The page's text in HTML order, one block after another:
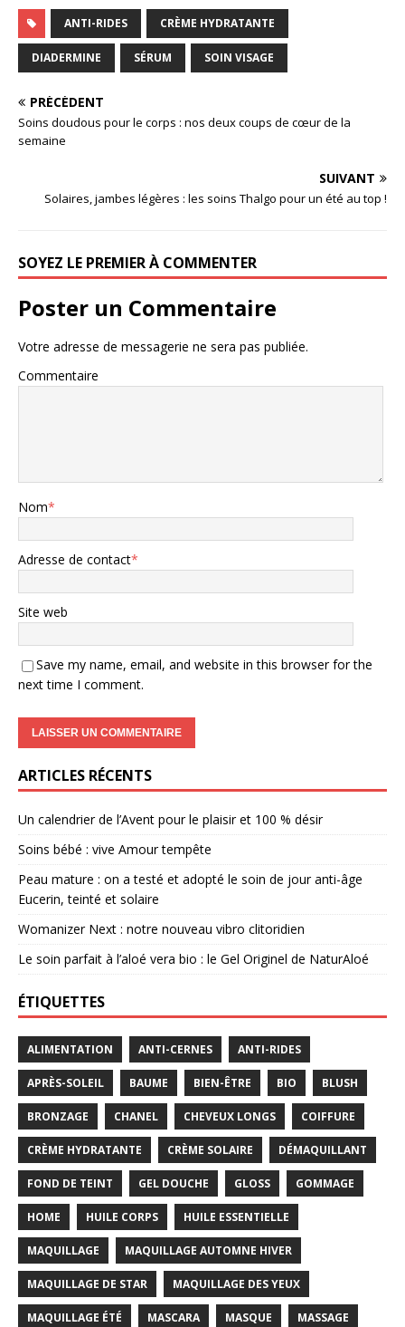
ANTI-RIDES CRÈME HYDRATANTE
DIADERMINE SÉRUM SOIN VISAGE
PRÉCÉDENT
Soins doudous pour le corps : nos deux coups de cœur de la
semaine
SUIVANT
Solaires, jambes légères : les soins Thalgo pour un été au top !
SOYEZ LE PREMIER À COMMENTER
Poster un Commentaire
Votre adresse de messagerie ne sera pas publiée.
Commentaire
Nom*
Adresse de contact*
Site web
Save my name, email, and website in this browser for the
next time I comment.
ARTICLES RÉCENTS
Un calendrier de l’Avent pour le plaisir et 100 % désir
Soins bébé : vive Amour tempête
Peau mature : on a testé et adopté le soin de jour anti-âge
Eucerin, teinté et solaire
Womanizer Next : notre nouveau vibro clitoridien
Le soin parfait à l’aloé vera bio : le Gel Originel de NaturAloé
ÉTIQUETTES
ALIMENTATION ANTI-CERNES ANTI-RIDES
APRÈS-SOLEIL BAUME BIEN-ÊTRE BIO BLUSH
BRONZAGE CHANEL CHEVEUX LONGS COIFFURE
CRÈME HYDRATANTE CRÈME SOLAIRE DÉMAQUILLANT
FOND DE TEINT GEL DOUCHE GLOSS GOMMAGE
HOME HUILE CORPS HUILE ESSENTIELLE
MAQUILLAGE MAQUILLAGE AUTOMNE HIVER
MAQUILLAGE DE STAR MAQUILLAGE DES YEUX
MAQUILLAGE ÉTÉ MASCARA MASQUE MASSAGE